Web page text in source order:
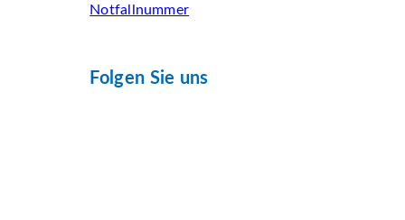
Notfallnummer
Folgen Sie uns